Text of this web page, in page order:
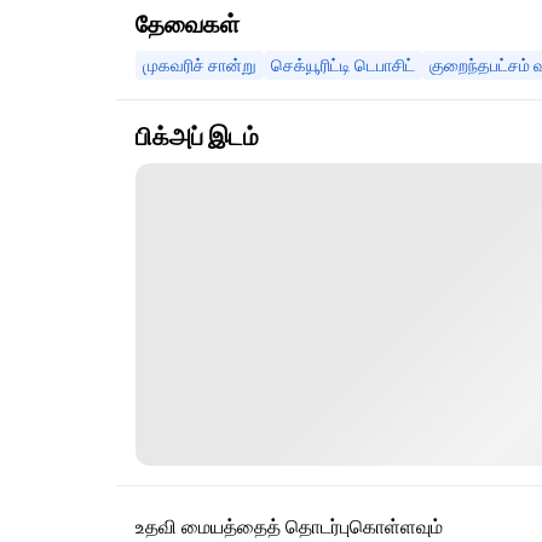
தேவைகள்
முகவரிச் சான்று செக்யூரிட்டி டெபாசிட் குறைந்தபட்சம்
பிக்அப் இடம்
உதவி மையத்தைத் தொடர்புகொள்ளவும்